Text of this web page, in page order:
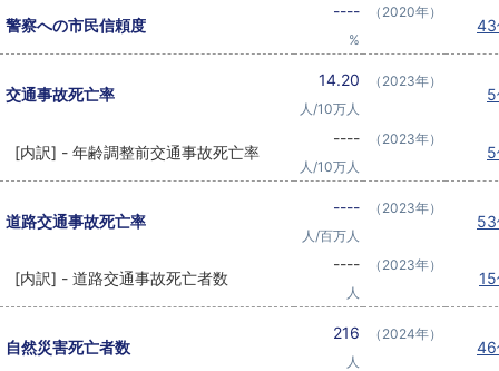
警察への市民信頼度
----
%
（2020年）
43
交通事故死亡率
14.20
人/10万人
（2023年）
[内訳] - 年齢調整前交通事故死亡率
----
人/10万人
（2023年）
道路交通事故死亡率
----
人/百万人
（2023年）
[内訳] - 道路交通事故死亡者数
----
人
（2023年）
自然災害死亡者数
216
人
（2024年）
46